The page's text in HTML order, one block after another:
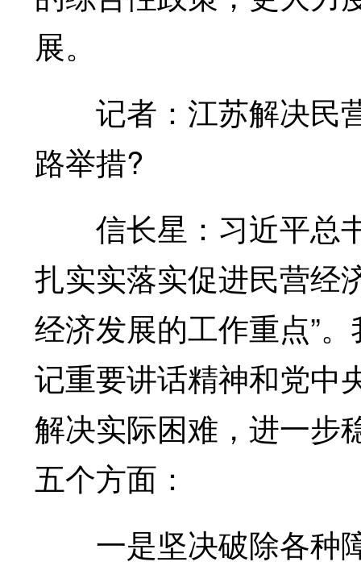
展。
记者：江苏解决民
路举措?
信长星：习近平总书
扎实实落实促进民营经
经济发展的工作重点”
记重要讲话精神和党中
解决实际困难，进一步
五个方面：
一是坚决破除各种